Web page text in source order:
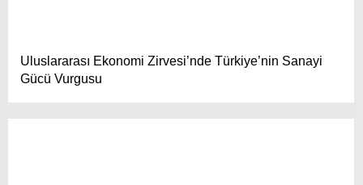
Uluslararası Ekonomi Zirvesi’nde Türkiye’nin Sanayi
Gücü Vurgusu